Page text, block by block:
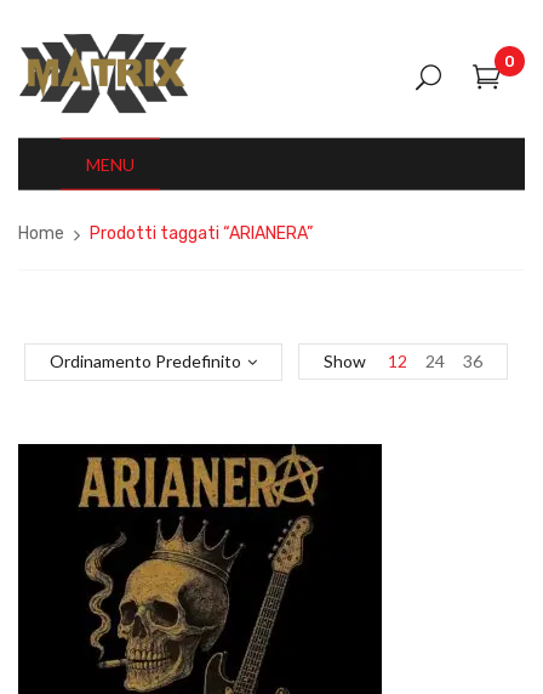
0
MENU
Home Prodotti taggati “ARIANERA”
Ordinamento Predefinito Show 12 24 36